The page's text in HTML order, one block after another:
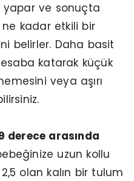
yapar ve sonuçta
ne kadar etkili bir
belirler. Daha basit
katarak küçük
veya aşırı
derece arasında
uzun kollu
olan kalın bir tulum